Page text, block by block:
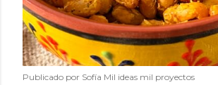
Publicado por Sofía Mil ideas mil proyectos